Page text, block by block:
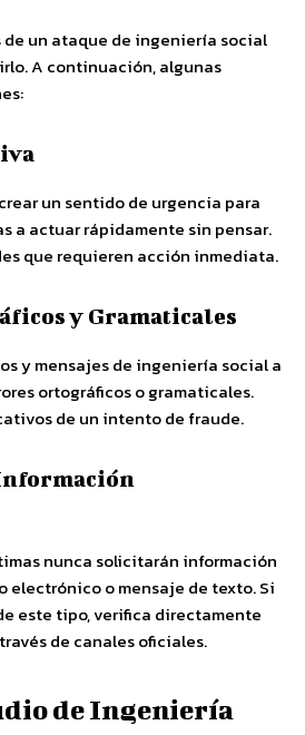
de un ataque de ingeniería social
A continuación, algunas
un sentido de urgencia para
a actuar rápidamente sin pensar.
que requieren acción inmediata.
y Gramaticales
y mensajes de ingeniería social a
ortográficos o gramaticales.
de un intento de fraude.
nunca solicitarán información
electrónico o mensaje de texto. Si
este tipo, verifica directamente
de canales oficiales.
de Ingeniería